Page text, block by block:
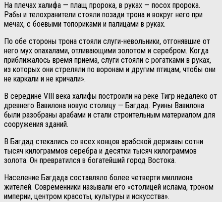
На плечах халифа — плащ пророка, в руках — посох пророка.
Рабы и телохранители стояли позади трона и вокруг него при
мечах, с боевыми топориками и палицами в руках.
По обе стороны трона стояли слуги-невольники, отгонявшие от
него мух опахалами, отливающими золотом и серебром. Когда
приближалось время приема, слуги стояли с рогатками в руках,
из которых они стреляли по воронам и другим птицам, чтобы они
не каркали и не кричали».
В середине VIII века халифы построили на реке Тигр недалеко от
древнего Вавилона новую столицу — Багдад. Руины Вавилона
были разобраны арабами и стали строительным материалом для
сооружения зданий.
В Багдад стекались со всех концов арабской державы сотни
тысяч килограммов серебра и десятки тысяч килограммов
золота. Он превратился в богатейший город Востока.
Население Багдада составляло более четверти миллиона
жителей. Современники называли его «столицей ислама, троном
империи, центром красоты, культуры и искусства».